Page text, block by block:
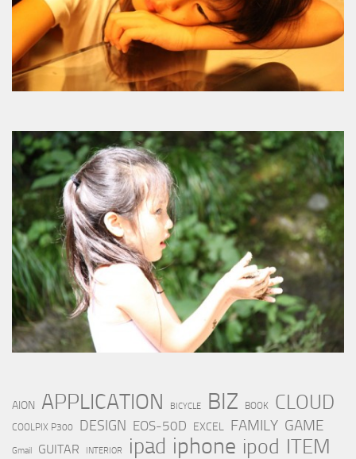
AION APPLICATION BICYCLE BIZ BOOK CLOUD
COOLPIX P300 DESIGN EOS-50D EXCEL FAMILY GAME
Gmail GUITAR INTERIOR ipad iphone ipod ITEM